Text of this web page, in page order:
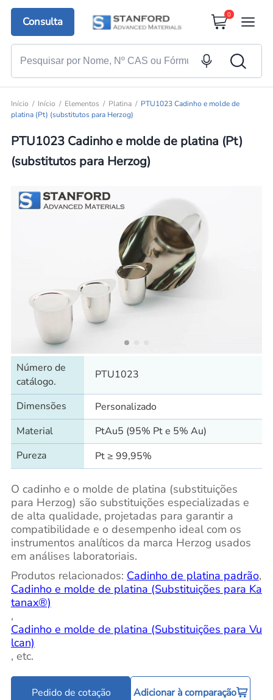
Consulta
0
Início Início Elementos Platina
PTU1023 Cadinho e molde de
platina (Pt) (substitutos para Herzog)
PTU1023 Cadinho e molde de platina (Pt)
(substitutos para Herzog)
Número de
catálogo.
PTU1023
Dimensões
Personalizado
Material
PtAu5 (95% Pt e 5% Au)
Pureza
Pt ≥ 99,95%
O cadinho e o molde de platina (substituições
para Herzog) são substituições especializadas e
de alta qualidade, projetadas para garantir a
compatibilidade e o desempenho ideal com os
instrumentos analíticos da marca Herzog usados
em análises laboratoriais.
Produtos relacionados: Cadinho de platina padrão,
Cadinho e molde de platina (Substituições para Ka
tanax®)
,
Cadinho e molde de platina (Substituições para Vu
lcan)
, etc.
Pedido de cotação Adicionar à comparação